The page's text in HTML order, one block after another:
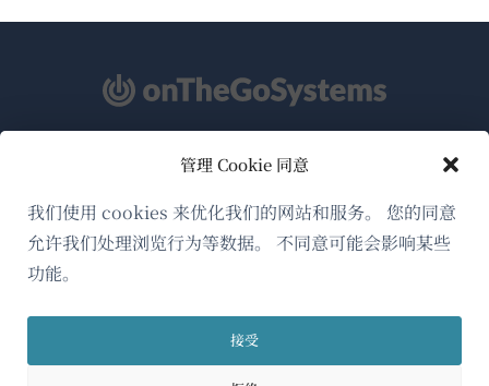
管理 Cookie 同意
我们使用 cookies 来优化我们的网站和服务。 您的同意
允许我们处理浏览行为等数据。 不同意可能会影响某些
功能。
接受
简体中文
关于WPML
GDPR与隐私政策
加入我们的团队（在
中
新
口
新
窗
口
新
口